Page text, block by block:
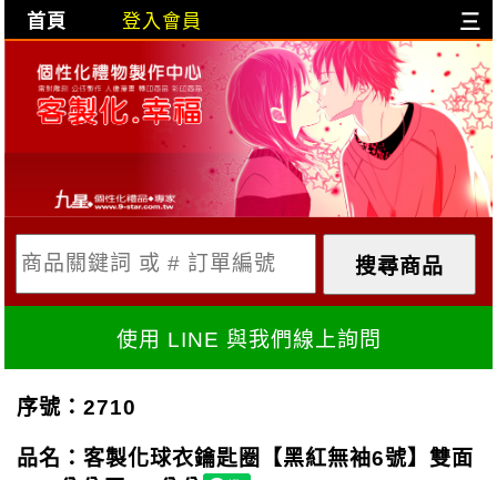
首頁 登入會員 三
購物車內容:
目前購物車是空的!
X
使用 LINE 與我們線上詢問